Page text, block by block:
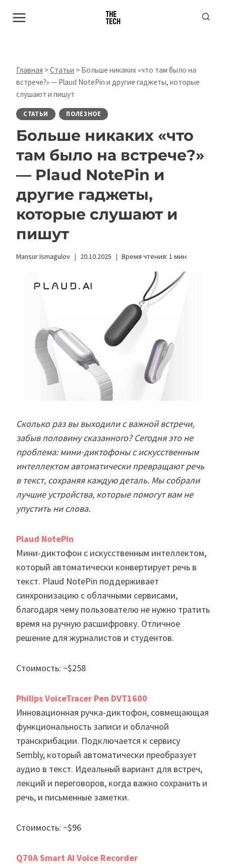
Главная >Статьи > Больше никаких «что там было на
встрече?» — Plaud NotePin и другие гаджеты, которые
слушают и пишут
СТАТЬИ ПОЛЕЗНОЕ
Больше никаких «что
там было на встрече?»
— Plaud NotePin и
другие гаджеты,
которые слушают и
пишут
Mansur Ismagulov 20.10.2025 Время чтения: 1 мин
Сколько раз вы выходили с важной встречи,
забыв половину сказанного? Сегодня это не
проблема: мини-диктофоны с искусственным
интеллектом автоматически превращают речь
в текст, сохраняя каждую деталь. Мы собрали
лучшие устройства, которые помогут вам не
упустить ни слова.
Plaud NotePin
Мини-диктофон с искусственным интеллектом,
который автоматически конвертирует речь в
текст. Plaud NotePin поддерживает
синхронизацию с облачными сервисами,
благодаря чему пользователю не нужно тратить
время на ручную расшифровку. Отличное
решение для журналистов и студентов.
Стоимость: ~$258
Philips VoiceTracer Pen DVT1600
Инновационная ручка-диктофон, совмещающая
функциональность записи и облачной
транскрибации. Подключается к сервису
Sembly, который автоматически преобразует
аудио в текст. Идеальный вариант для встреч,
лекций и переговоров, когда важно сохранить и
речь, и письменные заметки.
Стоимость: ~$96
Q70A Smart AI Voice Recorder